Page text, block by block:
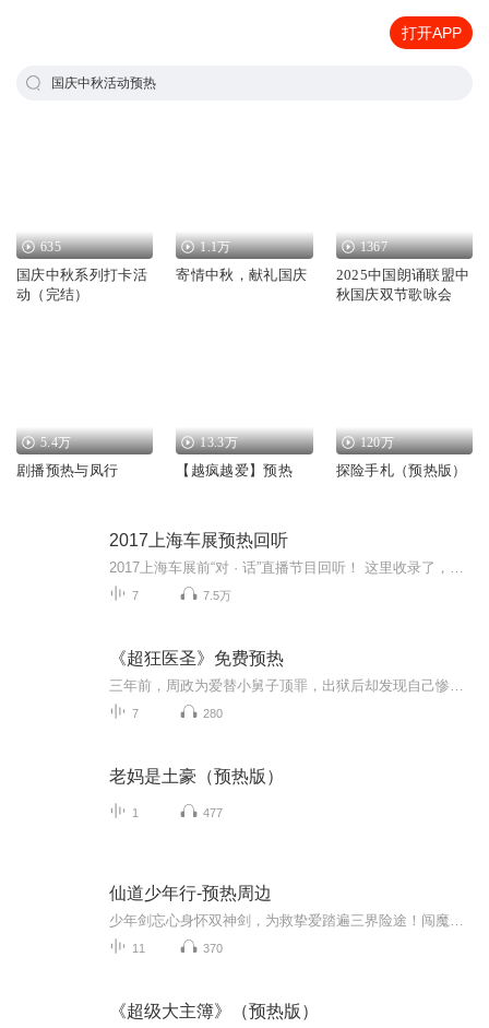
打开APP
国庆中秋活动预热
635
国庆中秋系列打卡活
动（完结）
1.1万
寄情中秋，献礼国庆
1367
2025中国朗诵联盟中
秋国庆双节歌咏会
5.4万
剧播预热与凤行
13.3万
【越疯越爱】预热
120万
探险手札（预热版）
2017上海车展预热回听
7 7.5万
《超狂医圣》免费预热
7 280
老妈是土豪（预热版）
1 477
仙道少年行-预热周边
11 370
《超级大主簿》（预热版）